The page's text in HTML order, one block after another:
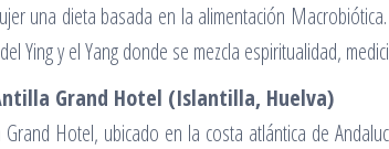
una dieta basada en la alimentación
Ying y el Yang donde se mezcla espiritualidad,
Grand Hotel (Islantilla, Huelva)
Hotel, ubicado en la costa atlántica de